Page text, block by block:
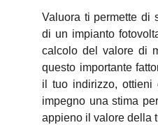
Valuora ti permette di
di un impianto
calcolo del valore di
questo importante
il tuo indirizzo, ottieni
impegno una stima
appieno il valore della